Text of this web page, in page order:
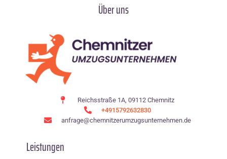
Über uns
Reichsstraße 1A, 09112 Chemnitz
+4915792632830
anfrage@chemnitzerumzugsunternehmen.de
Leistungen